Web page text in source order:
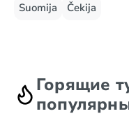
Suomija
Čekija
Горящие